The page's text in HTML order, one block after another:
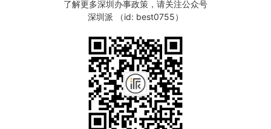
了解更多深圳办事政策，请关注公众号
深圳派 （id: best0755）